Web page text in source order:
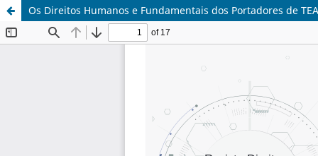
Os Direitos Humanos e Fundamentais dos Portadores de TEA